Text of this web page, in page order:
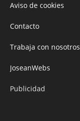
Aviso de cookies
Contacto
Trabaja con nosotros
JoseanWebs
Publicidad